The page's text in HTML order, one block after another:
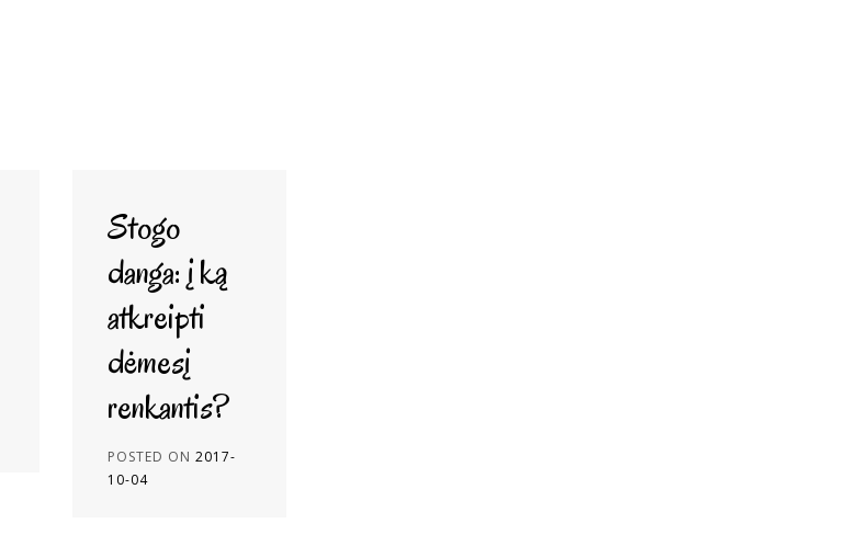
Stogo
danga: į ką
atkreipti
dėmesį
renkantis?
POSTED ON 2017-
10-04